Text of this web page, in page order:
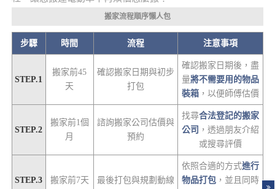
搬家流程順序懶人包
步驟 時間 流程 注意事項
STEP.1
搬家前45
天
確認搬家日期與初步
打包
確認搬家日期後，盡
量將不需要用的物品
裝箱，以便師傅估價
STEP.2
搬家前1個
月
諮詢搬家公司估價與
預約
找尋合法登記的搬家
公司 ，透過朋友介紹
或搜尋評價
STEP.3 搬家前7天 最後打包與規劃動線
依照合適的方式進行
物品打包，並且同時